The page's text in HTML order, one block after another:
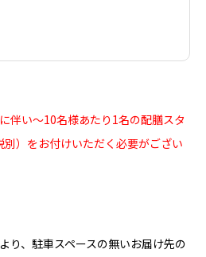
伴い～10名様あたり1名の配膳スタ
）をお付けいただく必要がござい
り、駐車スペースの無いお届け先の